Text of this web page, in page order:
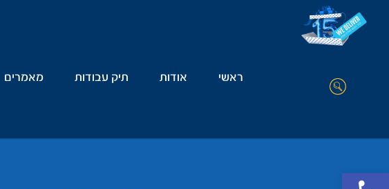
Open toolbar
ראשי אודות תיק עבודות מאמרים